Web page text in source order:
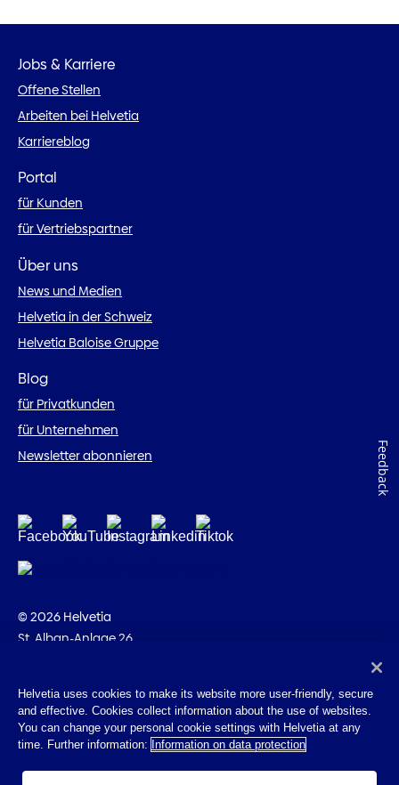
Jobs & Karriere
Offene Stellen
Arbeiten bei Helvetia
Karriereblog
Portal
für Kunden
für Vertriebspartner
Über uns
News und Medien
Helvetia in der Schweiz
Helvetia Baloise Gruppe
Blog
für Privatkunden
für Unternehmen
Newsletter abonnieren
© 2026 Helvetia
St. Alban-Anlage 26
Impressum
Rechtliche Hinweise
Helvetia uses cookies to make its website more user-friendly, secure
and effective. Cookies collect information about the use of websites.
You can change your personal cookie settings with Helvetia at any
time. Further information: Information on data protection
Feedback